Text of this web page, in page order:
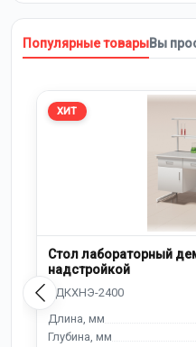
Популярные товарыВы
ХИТ
Стол лабораторный
надстройкой